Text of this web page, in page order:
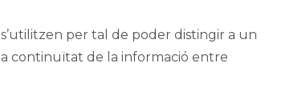
per tal de poder distingir a un
continuïtat de la informació entre